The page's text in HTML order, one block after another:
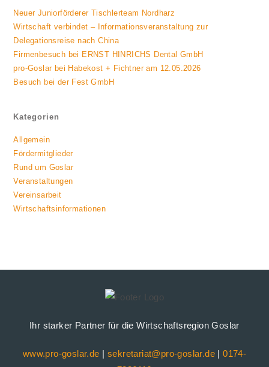
Neuer Juniorförderer Tischlerteam Nordharz
Wirtschaft verbindet – Informationsveranstaltung zur
Delegationsreise nach China
Firmenbesuch bei ERNST HINRICHS Dental GmbH
pro-Goslar bei Habekost + Fichtner am 12.05.2026
Besuch bei der Fest GmbH
Kategorien
Allgemein
Fördermitglieder
Rund um Goslar
Veranstaltungen
Vereinsarbeit
Wirtschaftsinformationen
Ihr starker Partner für die Wirtschaftsregion Goslar
www.pro-goslar.de | sekretariat@pro-goslar.de|0174-